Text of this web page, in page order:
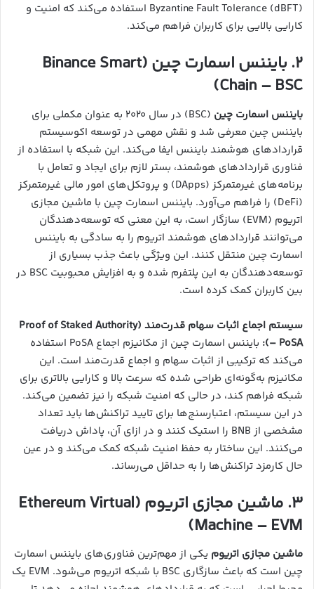
Byzantine Fault Tolerance (dBFT) استفاده می‌کند که امنیت و
کارایی بالایی برای کاربران فراهم می‌کند.
۲. بایننس اسمارت چین (Binance Smart
Chain – BSC)
بایننس اسمارت چین
(BSC) در سال ۲۰۲۰ به عنوان مکملی برای
بایننس چین معرفی شد و نقش مهمی در توسعه اکوسیستم
قراردادهای هوشمند بایننس ایفا می‌کند. این شبکه با استفاده از
فناوری قراردادهای هوشمند، بستر لازم برای ایجاد و تعامل با
برنامه‌های غیرمتمرکز (DApps) و پروتکل‌های امور مالی غیرمتمرکز
(DeFi) را فراهم می‌آورد. بایننس اسمارت چین با ماشین مجازی
اتریوم (EVM) سازگار است، به این معنی که توسعه‌دهندگان
می‌توانند قراردادهای هوشمند اتریوم را به سادگی به بایننس
اسمارت چین منتقل کنند. این ویژگی باعث جذب بسیاری از
توسعه‌دهندگان به این پلتفرم شده و به افزایش محبوبیت BSC در
بین کاربران کمک کرده است.
سیستم اجماع اثبات سهام قدرت‌مند (Proof of Staked Authority
– PoSA):
بایننس اسمارت چین از مکانیزم اجماع PoSA استفاده
می‌کند که ترکیبی از اثبات سهام و اجماع قدرت‌مند است. این
مکانیزم به‌گونه‌ای طراحی شده که سرعت بالا و کارایی بالاتری برای
شبکه فراهم کند، در حالی که امنیت شبکه را نیز تضمین می‌کند.
در این سیستم، اعتبارسنج‌ها برای تایید تراکنش‌ها باید تعداد
مشخصی از BNB را استیک کنند و در ازای آن، پاداش دریافت
می‌کنند. این ساختار به حفظ امنیت شبکه کمک می‌کند و در عین
حال کارمزد تراکنش‌ها را به حداقل می‌رساند.
۳. ماشین مجازی اتریوم (Ethereum Virtual
Machine – EVM)
ماشین مجازی اتریوم یکی از مهم‌ترین فناوری‌های بایننس اسمارت
چین است که باعث سازگاری BSC با شبکه اتریوم می‌شود. EVM یک